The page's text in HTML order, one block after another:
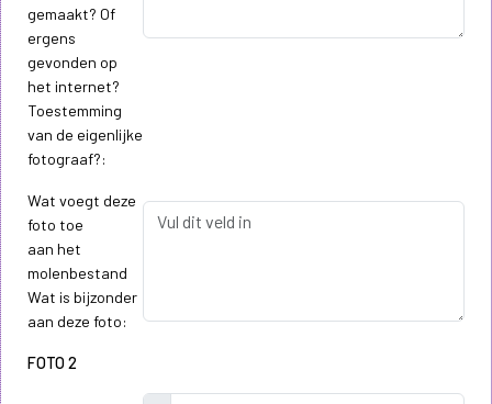
gemaakt? Of
ergens
gevonden op
het internet?
Toestemming
van de eigenlijke
fotograaf?:
Wat voegt deze
foto toe
aan het
molenbestand
Wat is bijzonder
aan deze foto:
FOTO 2